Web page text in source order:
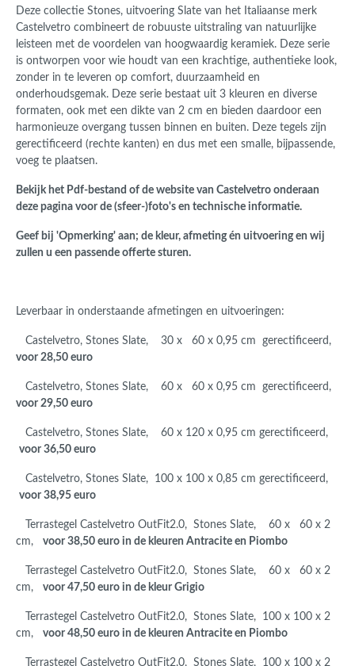
Deze collectie Stones, uitvoering Slate van het Italiaanse merk
Castelvetro combineert de robuuste uitstraling van natuurlijke
leisteen met de voordelen van hoogwaardig keramiek. Deze serie
is ontworpen voor wie houdt van een krachtige, authentieke look,
zonder in te leveren op comfort, duurzaamheid en
onderhoudsgemak. Deze serie bestaat uit 3 kleuren en diverse
formaten, ook met een dikte van 2 cm en bieden daardoor een
harmonieuze overgang tussen binnen en buiten. Deze tegels zijn
gerectificeerd (rechte kanten) en dus met een smalle, bijpassende,
voeg te plaatsen.
Bekijk het Pdf-bestand of de website van Castelvetro onderaan
deze pagina voor de (sfeer-)foto's en technische informatie.
Geef bij 'Opmerking' aan; de kleur, afmeting én uitvoering en wij
zullen u een passende offerte sturen.
Leverbaar in onderstaande afmetingen en uitvoeringen:
Castelvetro, Stones Slate, 30 x 60 x 0,95 cm gerectificeerd,
voor 28,50 euro
Castelvetro, Stones Slate, 60 x 60 x 0,95 cm gerectificeerd,
voor 29,50 euro
Castelvetro, Stones Slate, 60 x 120 x 0,95 cm gerectificeerd,
voor 36,50 euro
Castelvetro, Stones Slate, 100 x 100 x 0,85 cm gerectificeerd,
voor 38,95 euro
Terrastegel Castelvetro OutFit2.0, Stones Slate, 60 x 60 x 2
cm, voor 38,50 euro in de kleuren Antracite en Piombo
Terrastegel Castelvetro OutFit2.0, Stones Slate, 60 x 60 x 2
cm, voor 47,50 euro in de kleur Grigio
Terrastegel Castelvetro OutFit2.0, Stones Slate, 100 x 100 x 2
cm, voor 48,50 euro in de kleuren Antracite en Piombo
Terrastegel Castelvetro OutFit2.0, Stones Slate, 100 x 100 x 2